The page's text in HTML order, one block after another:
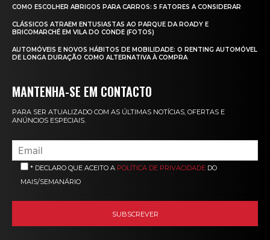
COMO ESCOLHER ABRIGOS PARA CARROS: 5 FATORES A CONSIDERAR
CLÁSSICOS ATRAEM ENTUSIASTAS AO PARQUE DA ROADY E
BRICOMARCHÉ EM VILA DO CONDE (FOTOS)
AUTOMÓVEIS E NOVOS HÁBITOS DE MOBILIDADE: O RENTING AUTOMÓVEL
DE LONGA DURAÇÃO COMO ALTERNATIVA À COMPRA
MANTENHA-SE EM CONTACTO
PARA SER ATUALIZADO COM AS ÚLTIMAS NOTÍCIAS, OFERTAS E
ANÚNCIOS ESPECIAIS.
* DECLARO QUE ACEITO A POLÍTICA DE PRIVACIDADE DO
MAIS/SEMANÁRIO